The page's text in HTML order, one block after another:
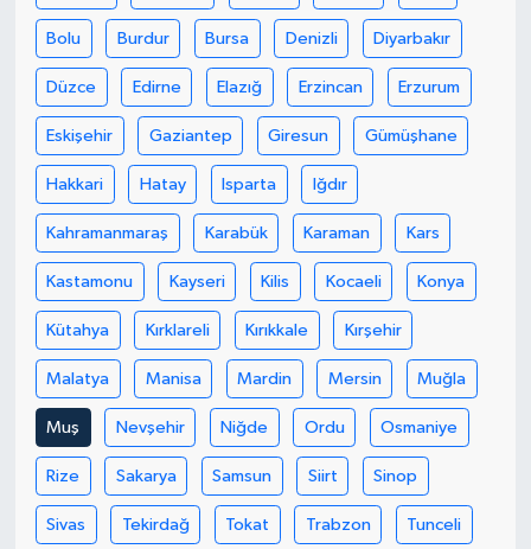
Bolu Burdur Bursa Denizli Diyarbakır
Düzce Edirne Elazığ Erzincan Erzurum
Eskişehir Gaziantep Giresun Gümüşhane
Hakkari Hatay Isparta Iğdır
Kahramanmaraş Karabük Karaman Kars
Kastamonu Kayseri Kilis Kocaeli Konya
Kütahya Kırklareli Kırıkkale Kırşehir
Malatya Manisa Mardin Mersin Muğla
Muş Nevşehir Niğde Ordu Osmaniye
Rize Sakarya Samsun Siirt Sinop
Sivas Tekirdağ Tokat Trabzon Tunceli